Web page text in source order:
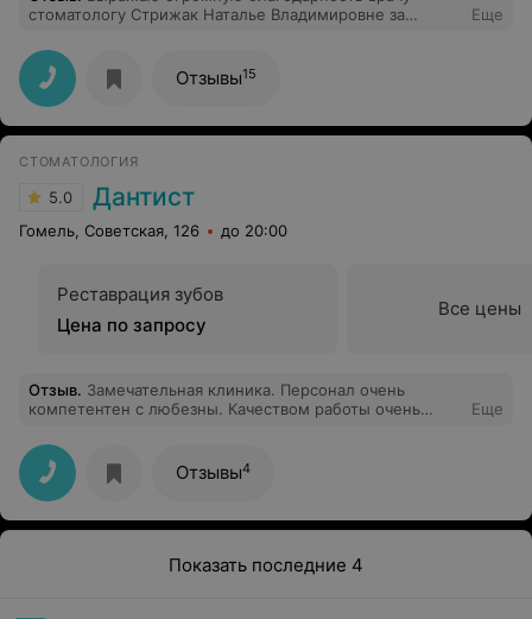
стоматологу Стрижак Наталье Владимировне за
Замечательные доктор....Большое ей человеческое
спасибо!!!!
Еще
Отзывы15
СТОМАТОЛОГИЯ
5.0 Дантист
Гомель, Советская, 126 до 20:00
Реставрация зубов
Цена по запросу
Все цены
Отзыв. Замечательная клиника. Персонал очень
компетентен с любезны. Качеством работы очень
врачу Сергею Робертовичу. Желаю успехов о
процветания. Огромное спасибо за Ваш труд
Еще
Отзывы4
Показать последние 4